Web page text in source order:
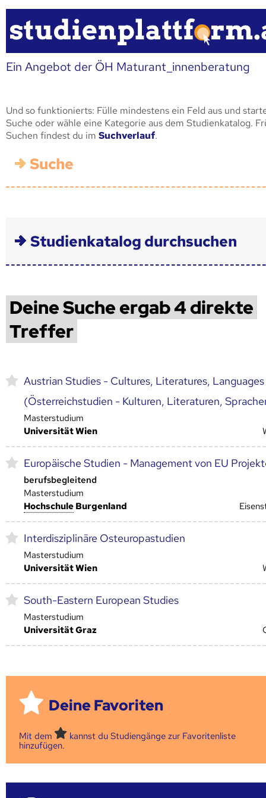
Ein Angebot der ÖH Maturant_innenberatung
Und so funktionierts: Fülle mindestens ein Feld aus und
Suche oder wähle eine Kategorie aus dem Studienkatalog.
Suchen findest du im Suchverlauf.
Suche
Studienkatalog durchsuchen
Deine Suche ergab 4 direkte
Treffer
Austrian Studies - Cultures, Literatures, Languages
(Österreichstudien - Kulturen, Literaturen,
Masterstudium
Universität Wien
Europäische Studien - Management von EU
berufsbegleitend
Masterstudium
Hoch­schule Burgenland
Interdisziplinäre Osteuropastudien
Masterstudium
Universität Wien
South-Eastern European Studies
Masterstudium
Universität Graz
Deine Favoriten
Mit dem
kannst du Studiengänge zur Favoritenliste
hinzufügen.